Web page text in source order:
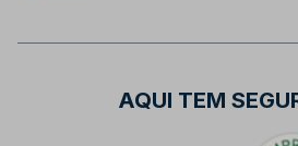
AQUI TEM